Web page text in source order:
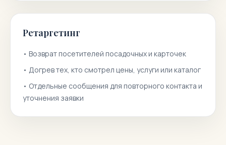
Ретаргетинг
• Возврат посетителей посадочных и карточек
• Догрев тех, кто смотрел цены, услуги или каталог
• Отдельные сообщения для повторного контакта и
уточнения заявки